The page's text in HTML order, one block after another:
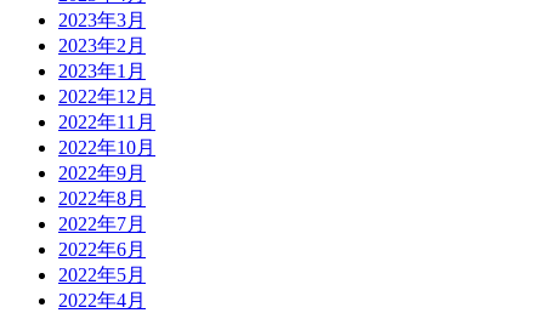
2023年3月
2023年2月
2023年1月
2022年12月
2022年11月
2022年10月
2022年9月
2022年8月
2022年7月
2022年6月
2022年5月
2022年4月